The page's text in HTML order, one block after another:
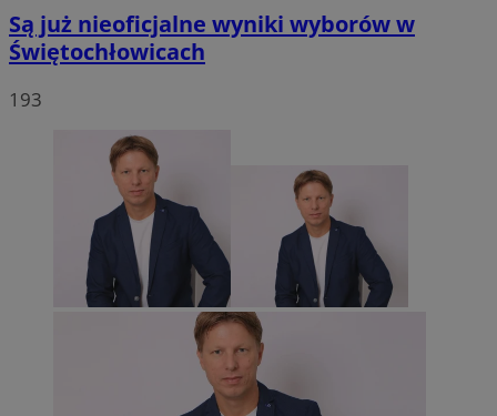
Są już nieoficjalne wyniki wyborów w
Świętochłowicach
193